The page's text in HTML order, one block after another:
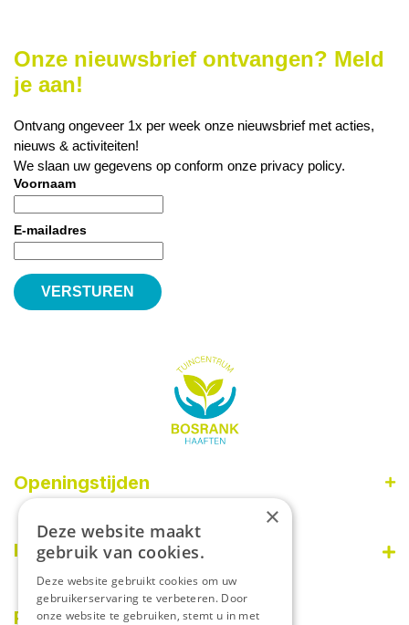
Onze nieuwsbrief ontvangen? Meld
je aan!
Ontvang ongeveer 1x per week onze nieuwsbrief met acties,
nieuws & activiteiten!
We slaan uw gegevens op conform onze privacy policy.
Voornaam
E-mailadres
Openingstijden
Dinsdag
09:00 - 18:00
Woensdag
09:00 - 18:00
Donderdag
Vrijdag
Informatie
Disclaimer
Over ons
PostNL afhaalpunt
×
Deze website maakt
gebruik van cookies.
Deze website gebruikt cookies om uw
gebruikerservaring te verbeteren. Door
onze website te gebruiken, stemt u in met